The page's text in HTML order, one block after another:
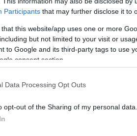
Participants that may further disclose it to
that this website/app uses one or more
but not limited to your visit or
to Google and its third-party tags to use
consent section.
Data Processing Opt Outs
opt-out of the Sharing of my personal data.
iRef: